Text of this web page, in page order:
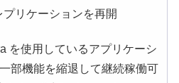
リケーションを再開
を使用しているアプリケーシ
部機能を縮退して継続稼働可